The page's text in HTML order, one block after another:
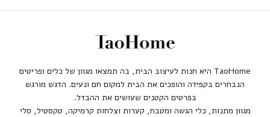
TaoHome היא חנות לעיצוב הבית, בה תמצאו מגוון של כלים ופריטים
הנבחרים בקפידה והופכים את הבית למקום חם ונעים. הדגש מורגש
בפרטים הקטנים שעושים את ההבדל.
מגוון מתנות, כלי הגשה ומטבח, קערות וצלחות קרמיקה, טקסטיל, סלי